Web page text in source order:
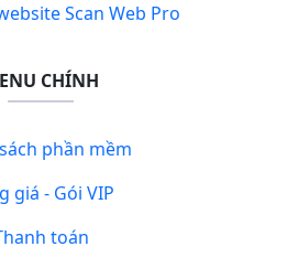
Scan Web Pro
CHÍNH
phần mềm
giá - Gói VIP
toán